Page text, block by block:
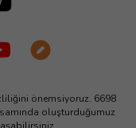
önemsiyoruz. 6698
oluşturduğumuz